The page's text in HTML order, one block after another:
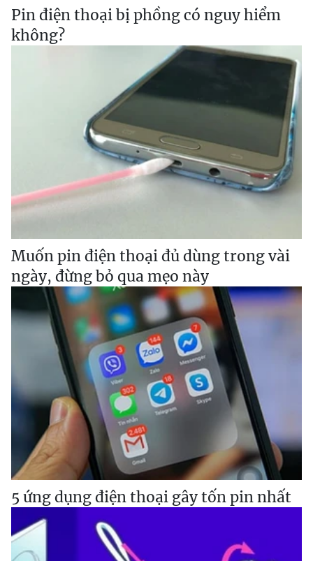
Pin điện thoại bị phồng có nguy hiểm
không?
Muốn pin điện thoại đủ dùng trong vài
ngày, đừng bỏ qua mẹo này
5 ứng dụng điện thoại gây tốn pin nhất